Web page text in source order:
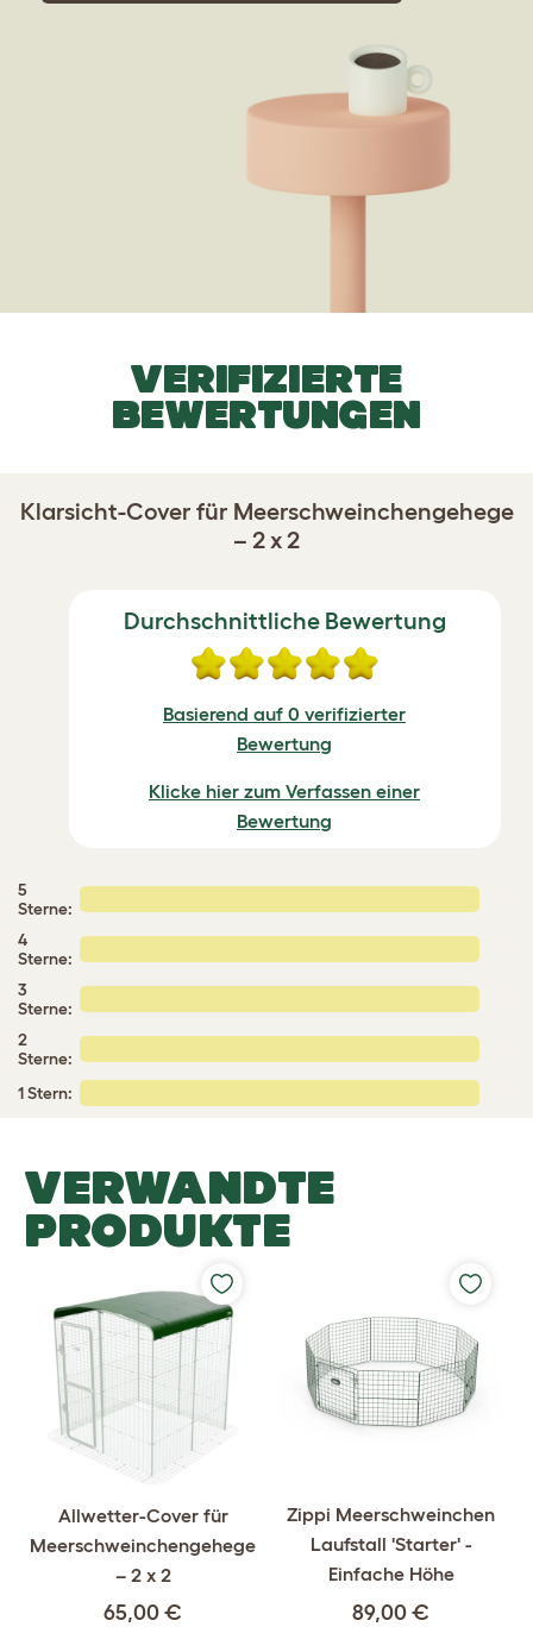
VERIFIZIERTE
BEWERTUNGEN
Klarsicht-Cover für Meerschweinchengehege
– 2 x 2
Durchschnittliche Bewertung
Basierend auf 0 verifizierter
Bewertung
Klicke hier zum Verfassen einer
Bewertung
5
Sterne:
4
Sterne:
3
Sterne:
2
Sterne:
1 Stern:
VERWANDTE
PRODUKTE
Allwetter-Cover für
Meerschweinchengehege
– 2 x 2
65,00 €
Zippi Meerschweinchen
Laufstall 'Starter' -
Einfache Höhe
89,00 €